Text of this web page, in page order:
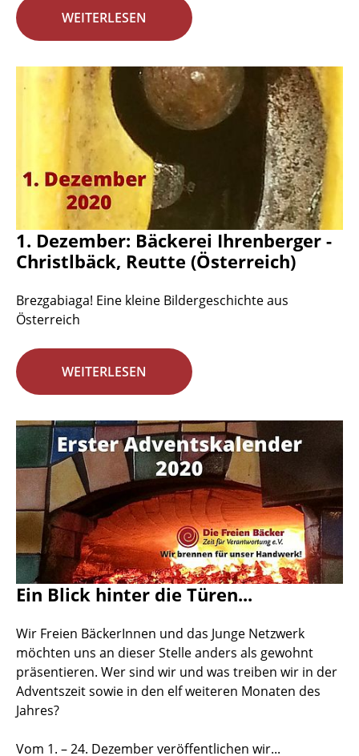
WEITERLESEN
1. Dezember: Bäckerei Ihrenberger -
Christlbäck, Reutte (Österreich)
Brezgabiaga! Eine kleine Bildergeschichte aus
Österreich
WEITERLESEN
Ein Blick hinter die Türen...
Wir Freien BäckerInnen und das Junge Netzwerk
möchten uns an dieser Stelle anders als gewohnt
präsentieren. Wer sind wir und was treiben wir in der
Adventszeit sowie in den elf weiteren Monaten des
Jahres?
Vom 1. – 24. Dezember veröffentlichen wir...